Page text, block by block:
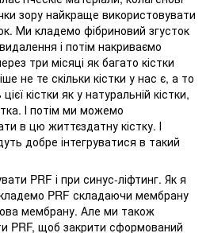
зору найкраще використовувати
Ми кладемо фібриновий згусток
і потім накриваємо
три місяці як багато кістки
не те скільки кістки у нас є, а то
кістки як у натуральній кістки,
І потім ми можемо
в цю життєздатну кістку. І
добре інтегруватися в такий
PRF і при синус-ліфтинг. Як я
PRF складаючи мембрану
мембрану. Але ми також
PRF, щоб закрити сформований